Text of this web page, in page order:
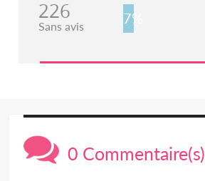
226
Sans avis 7%
0 Commentaire(s)